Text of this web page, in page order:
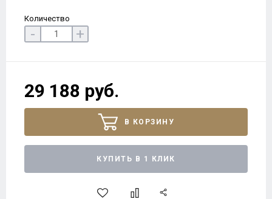
Количество
- +
29 188 руб.
В КОРЗИНУ
КУПИТЬ В 1 КЛИК